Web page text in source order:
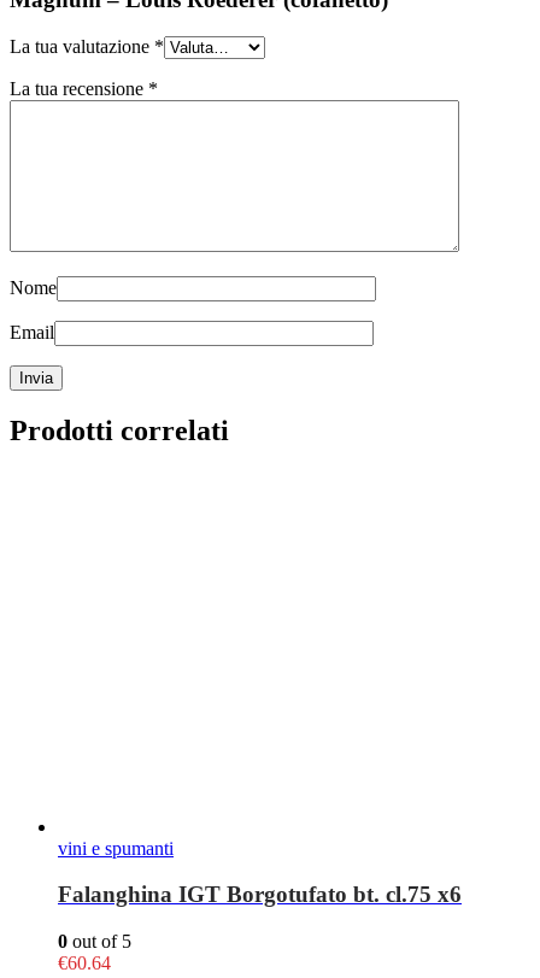
La tua valutazione *
La tua recensione *
Nome
Email
Prodotti correlati
vini e spumanti
Falanghina IGT Borgotufato bt. cl.75 x6
0 out of 5
€60.64